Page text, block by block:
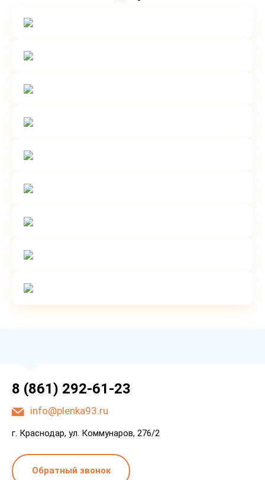
8 (861) 292-61-23
info@plenka93.ru
г. Краснодар, ул. Коммунаров, 276/2
Обратный звонок